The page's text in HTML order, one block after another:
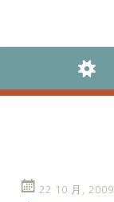
WIDGETS
SEARCH
22 10 月, 2009